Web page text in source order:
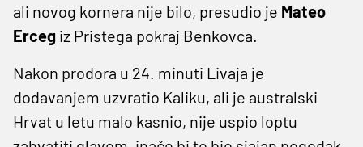
ali novog kornera nije bilo, presudio je Mateo
Erceg iz Pristega pokraj Benkovca.
Nakon prodora u 24. minuti Livaja je
dodavanjem uzvratio Kaliku, ali je australski
Hrvat u letu malo kasnio, nije uspio loptu